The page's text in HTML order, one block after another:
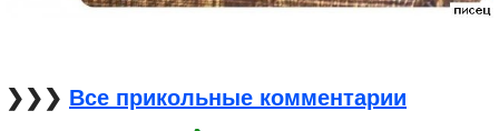
❯❯❯ Все прикольные комментарии